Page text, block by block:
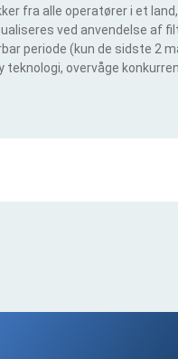
fra alle operatører i et
ved anvendelse af
periode (kun de sidste 2
overvåge